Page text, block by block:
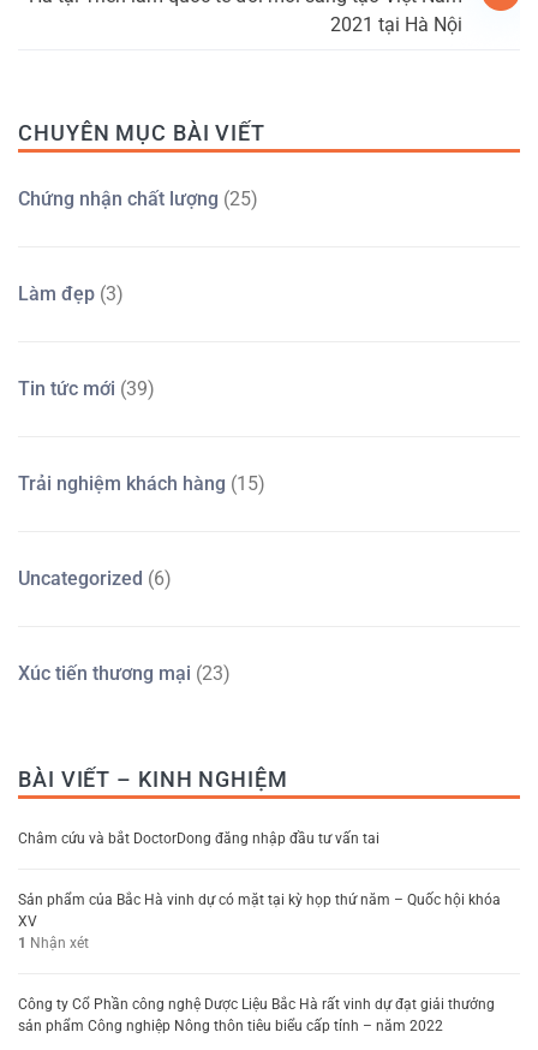
2021 tại Hà Nội
CHUYÊN MỤC BÀI VIẾT
Chứng nhận chất lượng (25)
Làm đẹp (3)
Tin tức mới (39)
Trải nghiệm khách hàng (15)
Uncategorized (6)
Xúc tiến thương mại (23)
BÀI VIẾT – KINH NGHIỆM
Châm cứu và bắt DoctorDong đăng nhập đầu tư vấn tai
Sản phẩm của Bắc Hà vinh dự có mặt tại kỳ họp thứ năm – Quốc hội khóa
XV
1 Nhận xét
Công ty Cổ Phần công nghệ Dược Liệu Bắc Hà rất vinh dự đạt giải thưởng
sản phẩm Công nghiệp Nông thôn tiêu biểu cấp tỉnh – năm 2022